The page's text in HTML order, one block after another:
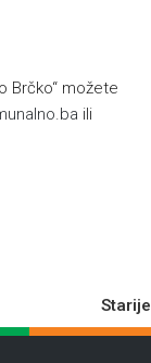
Brčko“ možete
ili
Starije